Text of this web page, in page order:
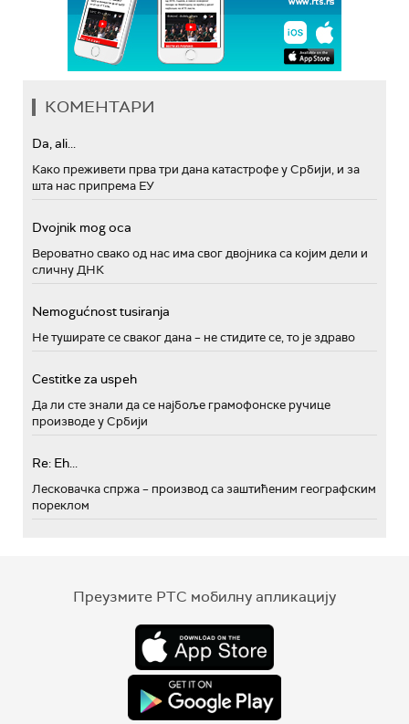
КОМЕНТАРИ
Da, ali...
Како преживети прва три дана катастрофе у Србији, и за
шта нас припрема ЕУ
Dvojnik mog oca
Вероватно свако од нас има свог двојника са којим дели и
сличну ДНК
Nemogućnost tusiranja
Не туширате се сваког дана – не стидите се, то је здраво
Cestitke za uspeh
Да ли сте знали да се најбоље грамофонске ручице
производе у Србији
Re: Eh...
Лесковачка спржа – производ са заштићеним географским
пореклом
Преузмите РТС мобилну апликацију